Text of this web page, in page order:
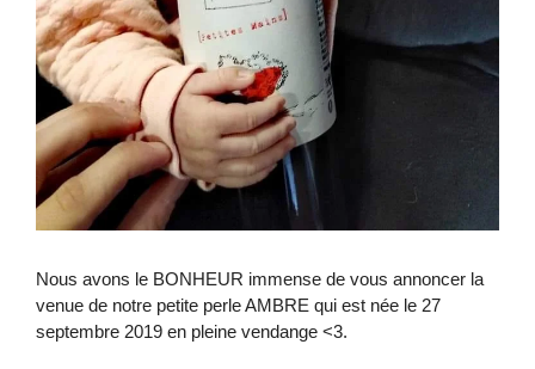
Nous avons le BONHEUR immense de vous annoncer la
venue de notre petite perle AMBRE qui est née le 27
septembre 2019 en pleine vendange <3.